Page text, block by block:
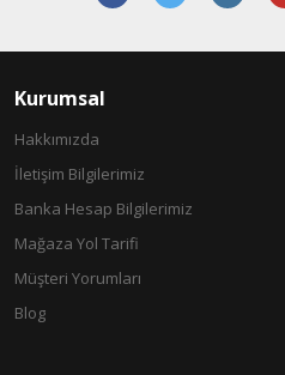
Ürün fiyatı diğer sitelerden daha
Kurumsal
Hakkımızda
İletişim Bilgilerimiz
Banka Hesap Bilgilerimiz
Mağaza Yol Tarifi
Müşteri Yorumları
Blog